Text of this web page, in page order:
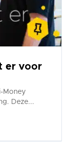
er voor
Money
Deze...